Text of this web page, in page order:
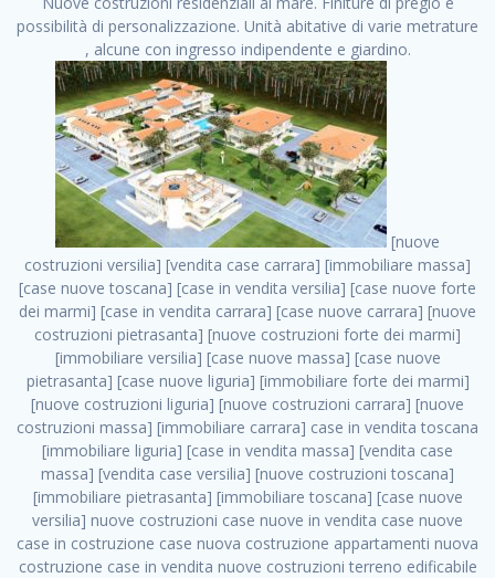
possibilità di personalizzazione. Unità abitative di varie metrature
, alcune con ingresso indipendente e giardino.
[nuove costruzioni versilia] [vendita case carrara] [immobiliare massa] [case nuove toscana] [case in vendita versilia] [case nuove forte dei marmi] [case in vendita carrara] [case nuove carrara] [nuove costruzioni pietrasanta] [nuove costruzioni forte dei marmi] [immobiliare versilia] [case nuove massa] [case nuove pietrasanta] [case nuove liguria] [immobiliare forte dei marmi] [nuove costruzioni liguria] [nuove costruzioni carrara] [nuove costruzioni massa] [immobiliare carrara] case in vendita toscana [immobiliare liguria] [case in vendita massa] [vendita case massa] [vendita case versilia] [nuove costruzioni toscana] [immobiliare pietrasanta] [immobiliare toscana] [case nuove versilia] nuove costruzioni case nuove in vendita case nuove case in costruzione case nuova costruzione appartamenti nuova costruzione case in vendita nuove costruzioni terreno edificabile nuove costruzioni milano marina di carrara carrara massa massa carrara toscana versilia case in vendita a milano case in vendita a roma appartamenti nuovi in vendita vendita case milano case in vendita torino case in vendita milano case di nuova costruzione nuove costruzioni roma case in vendita roma , Cecina . vendita case roma vendita case torino villette nuova costruzione vendita case privati cerco casa milano vendita case impresa edile vendita case genova vendita immobili vendita case nuove cerco casa ville nuova costruzione annunci case in vendita case in vendita nuova costruzione nuove case in vendita case in vendita da privati villette a schiera cerco casa in vendita case in affitto vendita nuove costruzioni costruire case affitto affitto negozio milano cerco casa roma cerco casa nuova costruzione appartamenti in costruzione, Cecina . case nuove vendita case in vendita nuove case nuove milano nuove costruzioni morena case in vendita costruzioni case case in vendita tor vergata nuova annunci vendita case case in vendita milano centro, Cecina . vendita case nuova costruzione case in vendita privati agenzia immobiliare appartamenti di nuova costruzione ville in costruzione case in vendita a opera nuova costruzione nuove costruzioni torino, Cecina . appartamenti nuovi impresa edile roma trova casa costruzioni nuove appartamenti in affitto cantieri in costruzione, Cecina . immobiliare nuove costruzioni case in vendita dragona appartamenti in vendita siti vendita case case in vendita roma nord nuovi costruzioni ville nuove in vendita nuove costruzioni in vendita trovocasa cerco casa affitto villette in vendita nuove costruzioni immobiliari nuove costruzioni bologna toscano immobiliare palermo nuovi appartamenti vendita case dragona nuova costruzione case in vendita villaggio prenestino, Cecina . case in vendita dal costruttore imprese edili torino nuove costruzioni firenze immobiliare case nuove in costruzione toscano immobiliare milano, Cecina . casanuova case in vendita acilia dragona case in vendita di nuova costruzione case in vendita da costruttore nuove costruzioni eur case e cantieri appartamenti in vendita nuova costruzione case in vendita a dragona roma case in vendita nuove case in costruzione porta portese immobiliare appartamenti cerco casa disperatamente case in vendita torresina cascine in vendita vendita immobili roma, Cecina . milano nuove costruzioni morena case in vendita costruzioni edili nuove costruzioni catania visure catastali on line gratis nuove costruzioni monza case in costruzione milano, Cecina . nuove costruzioni boccea vendita immobili milano attico immobiliare roma vendita imprese edili bergamo impresa edile bologna case in vendita a classe appartamento nuovo nuove costruzioni pietralata case costruzione case in vendita roma sud nuove costruzioni residenziali a milano appartamenti nuova costruzione milano case in vendita boccea case in vendita morena nuove costruzioni vendita immobili privati, Cecina . comprare casa nuova costruzione case in vendita con leasing case in vendita ostia antica case nuova costruzione milano appartamenti nuovi milano case nuove roma nuove costruzioni bari edilizia convenzionata case in vendita a tortona villaggio prenestino case in vendita toscano immobiliare professione casa nuove costruzioni parma impresa costruzioni nuove case nuove costruzioni bergamo vendita immobili torino ville di nuova costruzione solo affitti appartamento nuovo in vendita appartamenti nuova costruzione roma case nuova costruzione roma, Cecina . nuove costruzioni a milano case in costruzione roma impresa di costruzioni grimaldi immobiliare costruzioni villetta nuova costruzione case in vendita da imprese edili cerco casa a acquisto casa in costruzione nuove costruzioni mare costruzioni immobiliari cantieri nuove costruzioni acquisto casa nuova costruzione nuove costruzioni padova comprare casa in costruzione impresa edile napoli nuove costruzioni pescara casa risorse immobiliari, Cecina . immobili in costruzione villette nuove villette nuove in vendita gabetti imprese edili verona nuove costruzioni milano sud nuovi immobili nuove costruzioni legnano, Cecina . cantieri nuove costruzioni milano villa nuova case vendita nuove costruzioni appartamenti in vendita nuovi immobili nuovi costruttori case imprese edili brescia nuovi appartamenti milano case in vendita selva nera casa nuova retecasa case nuova costruzione in vendita monolocale imprese edili firenze imprese edili padova frimm vendita case dragona nuove costruzioni vendita imprese edili parma imprese di costruzioni milano immobiliare toscano frimm immobiliare roma case case dal costruttore acquisto terreno agricolo imprese edili italiane roma vende casa case nuove a milano nuove costruzioni a roma imprese costruzioni roma cerco casa nuova immobili di nuova costruzione case in vendita castelverde roma impresa edile palermo rent to buy roma nuove costruzioni, Cecina . tempocasa case in vendita a riscatto nuove costruzioni varese nuove costruzioni bolzano vendita case in costruzione nuove costruzioni lecce cantiere milano costruire villa imprese edili treviso impresa edile catania case in vendita roma tiburtina vendita appartamenti nuova costruzione vendita immobili commerciali case nuove in vendita milano nuove costruzioni seregno cerca casa vendita cerco casa milano vendita nuove costruzioni milano ovest vendita case nuove milano imprese edili modena nuove costruzioni milano centro case in vendita aranova nuove abitazioni, Cecina ., Cecina . nuove costruzioni brescia nuove costruzioni como appartamenti nuovi in vendita a milano case in vendita bologna nuove costruzioni appartamenti in vendita milano nuova costruzione imprese edili como morena nuove costruzioni nuove costruzioni case vendita appartamenti nuovi nuove costruzioni salerno eurekasa villette in costruzione bilocali nuovi case nuove in vendita a roma case in vendita con permuta nuove costruzioni trento impresa edile varese imprese costruzioni milano imprese edili venezia case in vendita prenestina imprese edili spa nuove costruzioni gallarate roma nuove costruzioni case in nuova costruzione nuovi case nuove in vendita a milano nuove costruzioni loano nuovi cantieri milano imprese edili novara case in vendita roma est imprese di costruzioni roma appartamenti in costruzione milano nuovi cantieri cerco casa vendita milano nuove costruzioni brugherio vendita case da imprese edili imprese edili udine nuove costruzioni direttamente dal costruttore imprese edili vicenza case in vendita a loano nuova costruzione nuove villette prezzi case nuove case in vendita in costruzione compravendita terreno agricolo cantiere, Cecina . case in vendita milano navigli costruzione nuova casa costruzioni nuove milano nuove costruzioni roma rent to buy nuove costruzioni taranto palazzo in costruzione vendita appartamenti nuova costruzione milano centro costruzioni milano case in vendita milano nuove costruzioni case in vendita milano sud impresa edile como case nuove a roma boccea case in vendita imprese edili trento nuove costruzioni buccinasco case in costruzione a milano nuove costruzioni ripamonti case in vendita a salerno nuove costruzioni nuove residenze milano case nuove vendita milano nuove costruzioni milano nord nuove costruzioni livorno vendita nuove costruzioni roma nuove costruzioni liguria costruzioni roma cerco casa roma vendita nuove costruzioni classe a impresa edile rimini nuovi annunci case in vendita nuove costruzioni magenta todini costruzioni case grezze in vendita vendita appartamenti nuovi milano case in vendita gallaratese milano nuove costruzioni arezzo, Cecina . case in vendita castelverde case nuove dal costruttore nuovo appartamento nuove costruzioni desenzano imprese edili lombardia imprese edili veneto appartamenti in costruzione roma case vendita pescara nuove costruzioni case in vendita ad acilia imprese edili verona e provincia nuove costruzioni desio appartamenti classe a milano firenze nuove costruzioni pirelli re immobiliare grandi imprese di costruzioni case in vendita torresina roma case in vendita navigli milano nuove costruzioni roma centro nuovecostruzioni appartamenti nuovi a milano impresa edile ancona nuove residenze dragona case in vendita nuove costruzioni brindisi vendita nuove costruzioni milano case in vendita arredate nuove case milano case nuove milano centro sito impresa edile nuove costruzioni montesilvano case vendita monza nuove costruzioni vendita case nuove roma impresa edile monza case in vendita vimercate nuova costruzione nuove costruzioni opera